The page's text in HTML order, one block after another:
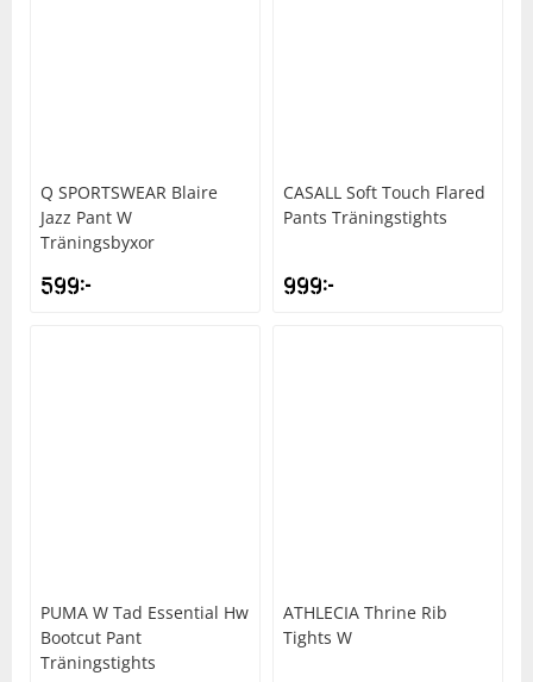
Q SPORTSWEAR Blaire
Jazz Pant W
Träningsbyxor
599kr
CASALL Soft Touch Flared
Pants Träningstights
999kr
PUMA W Tad Essential Hw
Bootcut Pant
Träningstights
ATHLECIA Thrine Rib
Tights W